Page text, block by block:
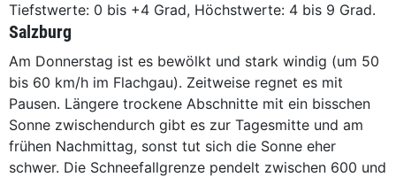
Tiefstwerte: 0 bis +4 Grad, Höchstwerte: 4 bis 9 Grad.
Salzburg
Am Donnerstag ist es bewölkt und stark windig (um 50
bis 60 km/h im Flachgau). Zeitweise regnet es mit
Pausen. Längere trockene Abschnitte mit ein bisschen
Sonne zwischendurch gibt es zur Tagesmitte und am
frühen Nachmittag, sonst tut sich die Sonne eher
schwer. Die Schneefallgrenze pendelt zwischen 600 und